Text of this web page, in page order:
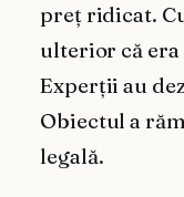
preț ridicat.
ulterior că era
Experții au
Obiectul a
legală.